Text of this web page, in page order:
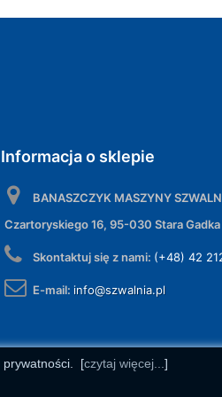
Informacja o sklepie
BANASZCZYK MASZYNY
Czartoryskiego 16, 95-030 Stara
Skontaktuj się z nami: (+48) 42
E-mail: info@szwalnia.pl
[czytaj więcej... ]